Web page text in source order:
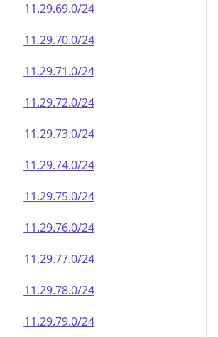
11.29.69.0/24
11.29.70.0/24
11.29.71.0/24
11.29.72.0/24
11.29.73.0/24
11.29.74.0/24
11.29.75.0/24
11.29.76.0/24
11.29.77.0/24
11.29.78.0/24
11.29.79.0/24